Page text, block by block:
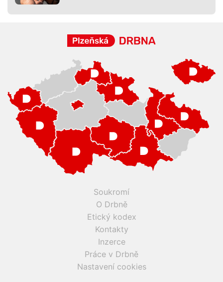
Soukromí
O Drbně
Etický kodex
Kontakty
Inzerce
Práce v Drbně
Nastavení cookies